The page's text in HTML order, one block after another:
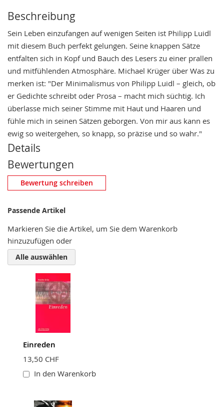
Beschreibung
Sein Leben einzufangen auf wenigen Seiten ist Philipp Luidl
mit diesem Buch perfekt gelungen. Seine knappen Sätze
entfalten sich in Kopf und Bauch des Lesers zu einer prallen
und mitfühlenden Atmosphäre. Michael Krüger über Was zu
merken ist: "Der Minimalismus von Philipp Luidl – gleich, ob
er Gedichte schreibt oder Prosa – macht mich süchtig. Ich
überlasse mich seiner Stimme mit Haut und Haaren und
fühle mich in seinen Sätzen geborgen. Von mir aus kann es
ewig so weitergehen, so knapp, so präzise und so wahr."
Details
Bewertungen
Eigene Bewertung schreiben
Nickname
Zusammenfassung
Bewertung
Bewertung schreiben
Passende Artikel
Markieren Sie die Artikel, um Sie dem Warenkorb
hinzuzufügen oder
Alle auswählen
Einreden
13,50 CHF
In den Warenkorb